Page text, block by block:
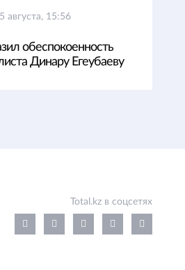
августа, 15:56
обеспокоенность
Динару Егеубаеву
Total.kz в соцсетях